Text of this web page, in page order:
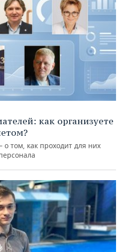
как организуете
том, как проходит для них